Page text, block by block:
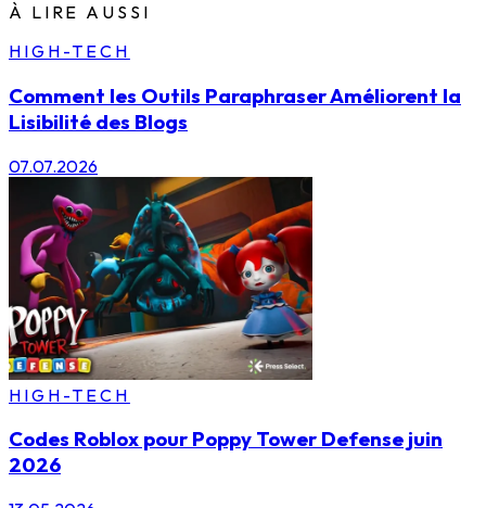
À LIRE AUSSI
HIGH-TECH
Comment les Outils Paraphraser Améliorent la
Lisibilité des Blogs
07.07.2026
HIGH-TECH
Codes Roblox pour Poppy Tower Defense juin
2026